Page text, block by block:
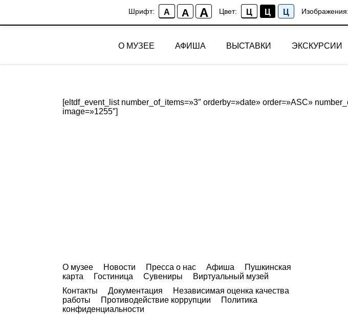
Шрифт: A A A Цвет: Ц Ц Ц Изображения:
О МУЗЕЕ АФИША ВЫСТАВКИ ЭКСКУРСИИ
[eltdf_event_list number_of_items=»3″ orderby=»date» order=»ASC»
image=»1255″]
О музее Новости Пресса о нас Афиша
Пушкинская
карта
Гостиница Сувениры
Виртуальный музей
Контакты
Документация
Независимая оценка качества
работы
Противодействие коррупции
Политика
конфиденциальности